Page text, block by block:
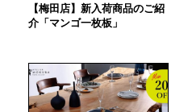
【梅田店】新入荷商品のご紹
介「マンゴ一枚板」